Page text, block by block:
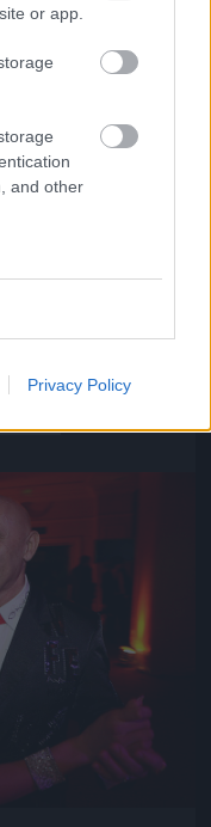
or app.
and other
Privacy Policy